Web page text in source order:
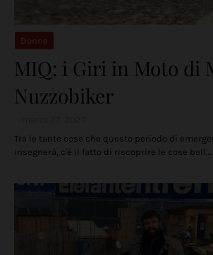
Donne
MIQ: i Giri in Moto di
Nuzzobiker
Tra le tante cose che questo periodo di
insegnerà, c'è il fatto di riscoprire le cose bell…